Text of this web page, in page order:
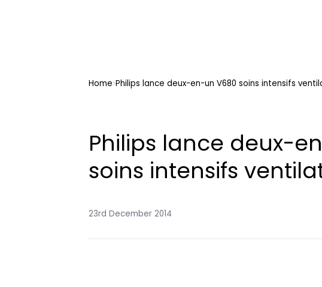
Home Philips lance deux-en-un V680 soins intensifs
Philips lance deux-
soins intensifs
23rd December 2014